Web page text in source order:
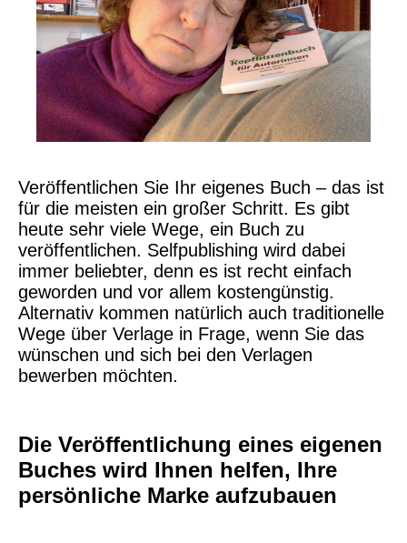
Veröffentlichen Sie Ihr eigenes Buch – das ist
für die meisten ein großer Schritt. Es gibt
heute sehr viele Wege, ein Buch zu
veröffentlichen. Selfpublishing wird dabei
immer beliebter, denn es ist recht einfach
geworden und vor allem kostengünstig.
Alternativ kommen natürlich auch traditionelle
Wege über Verlage in Frage, wenn Sie das
wünschen und sich bei den Verlagen
bewerben möchten.
Die Veröffentlichung eines eigenen
Buches wird Ihnen helfen, Ihre
persönliche Marke aufzubauen